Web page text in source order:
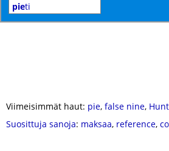
pieti
Viimeisimmät haut: pie, false nine,
Suosittuja sanoja: maksaa, reference,